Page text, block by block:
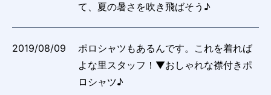
て、夏の暑さを吹き飛ばそう♪
2019/08/09
ポロシャツもあるんです。これを着れば
よな里スタッフ！▼おしゃれな襟付きポ
ロシャツ♪